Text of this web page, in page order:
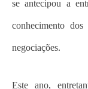
se antecipou a
conhecimento
negociações.
Este ano,